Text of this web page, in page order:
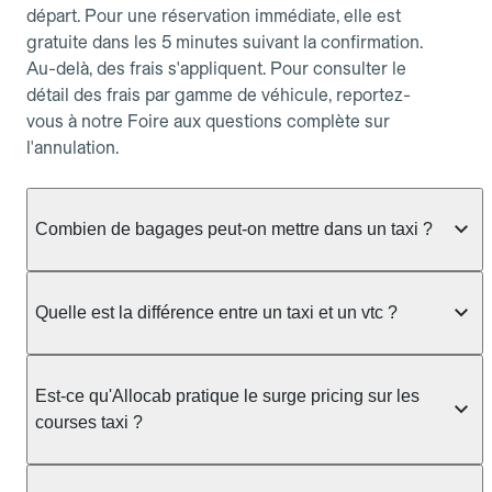
départ. Pour une réservation immédiate, elle est
gratuite dans les 5 minutes suivant la confirmation.
Au-delà, des frais s'appliquent. Pour consulter le
détail des frais par gamme de véhicule, reportez-
vous à notre Foire aux questions complète sur
l'annulation.
Combien de bagages peut-on mettre dans un taxi ?
taxi berline accueille en général jusqu'à 3 bagages
ou nombreux, précisez-le dans le champ "Message
au chauffeur" lors de la réservation. Le prix n'est
pas impacté par le nombre de bagages.
Quelle est la différence entre un taxi et un vtc ?
prendre en charge directement dans la rue, à une
station ou sur réservation, avec un tarif au
réservation et propose un prix fixe annoncé à
Est-ce qu'Allocab pratique le surge pricing sur les
courses taxi ?